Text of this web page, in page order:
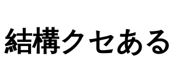
結構クセあ